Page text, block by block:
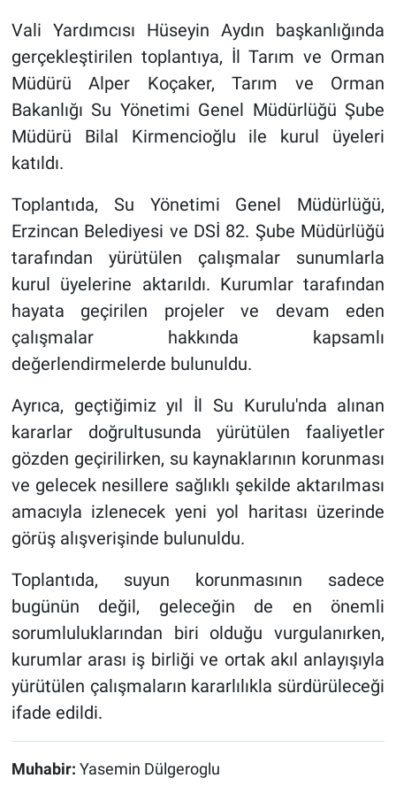
Vali Yardımcısı Hüseyin Aydın başkanlığında
gerçekleştirilen toplantıya, İl Tarım ve Orman
Müdürü Alper Koçaker, Tarım ve Orman
Bakanlığı Su Yönetimi Genel Müdürlüğü Şube
Müdürü Bilal Kirmencioğlu ile kurul üyeleri
katıldı.
Toplantıda, Su Yönetimi Genel Müdürlüğü,
Erzincan Belediyesi ve DSİ 82. Şube Müdürlüğü
tarafından yürütülen çalışmalar sunumlarla
kurul üyelerine aktarıldı. Kurumlar tarafından
hayata geçirilen projeler ve devam eden
çalışmalar hakkında kapsamlı
değerlendirmelerde bulunuldu.
Ayrıca, geçtiğimiz yıl İl Su Kurulu'nda alınan
kararlar doğrultusunda yürütülen faaliyetler
gözden geçirilirken, su kaynaklarının korunması
ve gelecek nesillere sağlıklı şekilde aktarılması
amacıyla izlenecek yeni yol haritası üzerinde
görüş alışverişinde bulunuldu.
Toplantıda, suyun korunmasının sadece
bugünün değil, geleceğin de en önemli
sorumluluklarından biri olduğu vurgulanırken,
kurumlar arası iş birliği ve ortak akıl anlayışıyla
yürütülen çalışmaların kararlılıkla sürdürüleceği
ifade edildi.
Muhabir: Yasemin Dülgeroglu